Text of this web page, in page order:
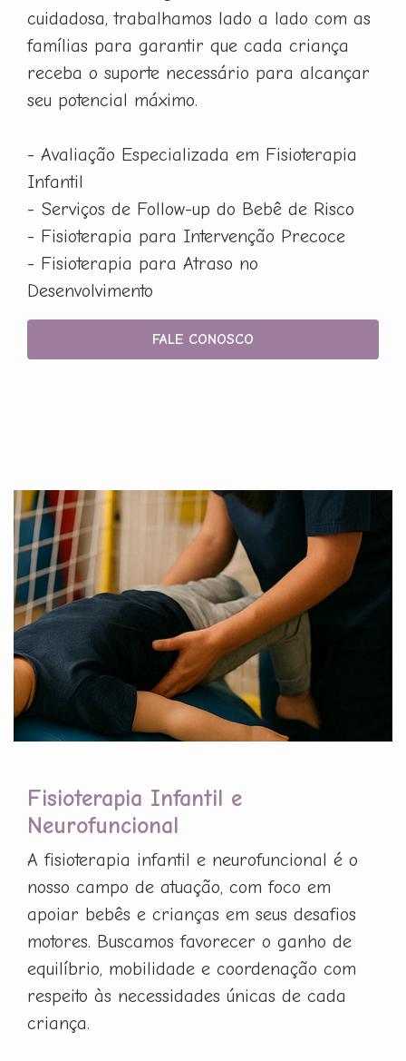
cuidadosa, trabalhamos lado a lado com as
famílias para garantir que cada criança
receba o suporte necessário para alcançar
seu potencial máximo.
- Avaliação Especializada em Fisioterapia
Infantil
- Serviços de Follow-up do Bebê de Risco
- Fisioterapia para Intervenção Precoce
- Fisioterapia para Atraso no
Desenvolvimento
FALE CONOSCO
Fisioterapia Infantil e
Neurofuncional
A fisioterapia infantil e neurofuncional é o
nosso campo de atuação, com foco em
apoiar bebês e crianças em seus desafios
motores. Buscamos favorecer o ganho de
equilíbrio, mobilidade e coordenação com
respeito às necessidades únicas de cada
criança.